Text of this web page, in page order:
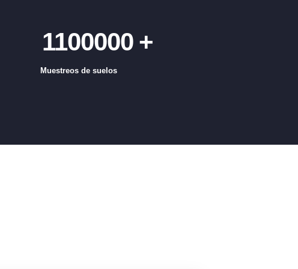
1100000 +
Muestreos de suelos